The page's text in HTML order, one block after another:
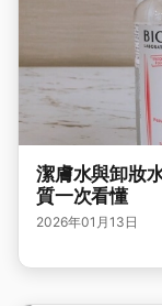
潔膚水與卸妝
質一次看懂
2026年01月13日